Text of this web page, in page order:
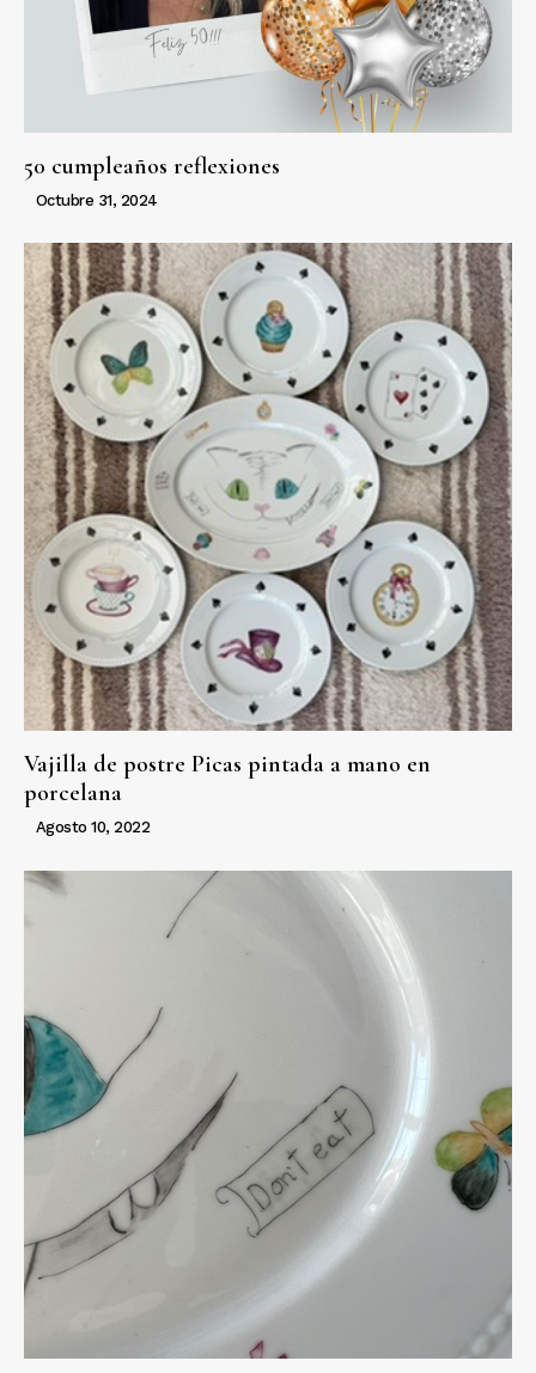
50 cumpleaños reflexiones
Octubre 31, 2024
Vajilla de postre Picas pintada a mano en
porcelana
Agosto 10, 2022